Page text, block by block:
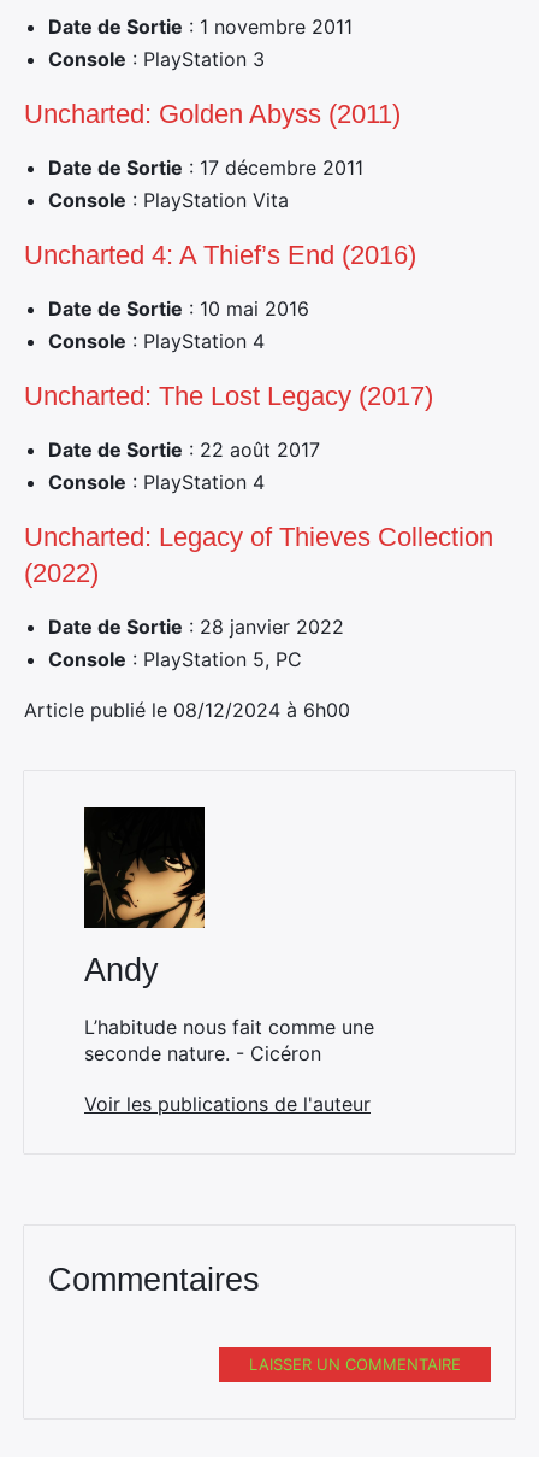
Date de Sortie : 1 novembre 2011
Console : PlayStation 3
Uncharted: Golden Abyss (2011)
Date de Sortie : 17 décembre 2011
Console : PlayStation Vita
Uncharted 4: A Thief’s End (2016)
Date de Sortie : 10 mai 2016
Console : PlayStation 4
Uncharted: The Lost Legacy (2017)
Date de Sortie : 22 août 2017
Console : PlayStation 4
Uncharted: Legacy of Thieves Collection
(2022)
Date de Sortie : 28 janvier 2022
Console : PlayStation 5, PC
Article publié le 08/12/2024 à 6h00
Andy
L’habitude nous fait comme une
seconde nature. - Cicéron
Voir les publications de l'auteur
Commentaires
LAISSER UN COMMENTAIRE